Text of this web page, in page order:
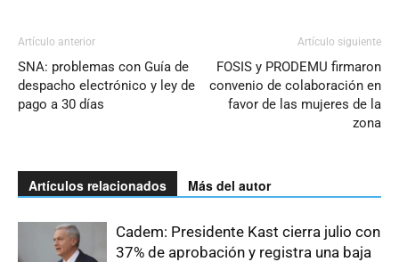
Artículo anterior
SNA: problemas con Guía de
despacho electrónico y ley de
pago a 30 días
Artículo siguiente
FOSIS y PRODEMU firmaron
convenio de colaboración en
favor de las mujeres de la
zona
Artículos relacionados Más del autor
Cadem: Presidente Kast cierra julio con
37% de aprobación y registra una baja